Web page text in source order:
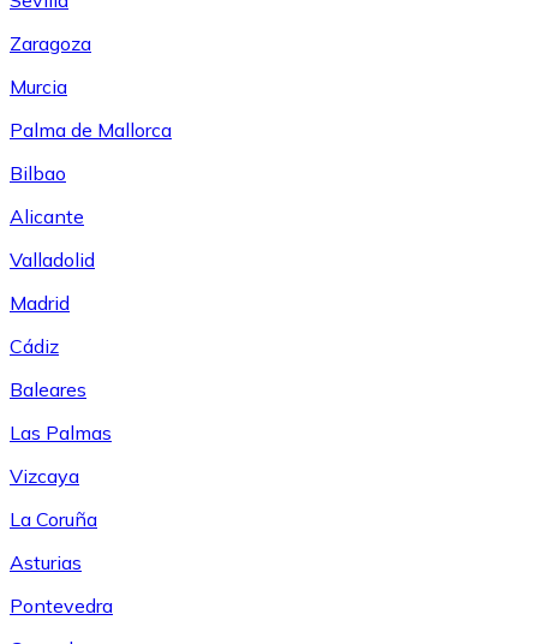
Zaragoza
Murcia
Palma de Mallorca
Bilbao
Alicante
Valladolid
Madrid
Cádiz
Baleares
Las Palmas
Vizcaya
La Coruña
Asturias
Pontevedra